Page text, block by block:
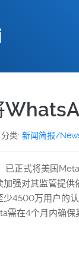
分类:新闻简报/
已正式将美国
强对其监管提
少4500万用户的
在4个月内确保